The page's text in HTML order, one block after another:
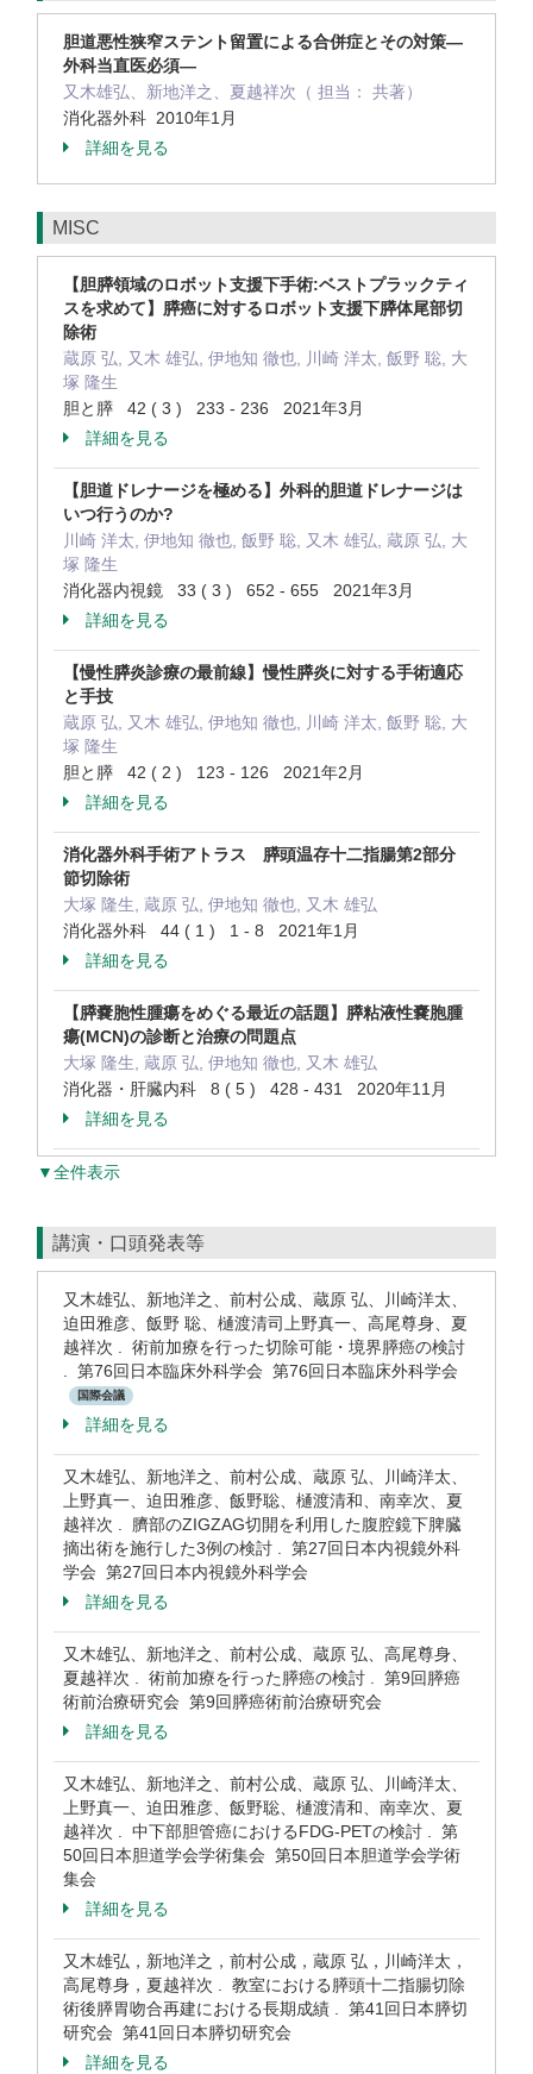
胆道悪性狭窄ステント留置による合併症とその対策―
外科当直医必須―
又木雄弘、新地洋之、夏越祥次（ 担当： 共著）
消化器外科 2010年1月
詳細を見る
MISC
【胆膵領域のロボット支援下手術:ベストプラックティ
スを求めて】膵癌に対するロボット支援下膵体尾部切
除術
蔵原 弘, 又木 雄弘, 伊地知 徹也, 川崎 洋太, 飯野 聡, 大
塚 隆生
胆と膵 42 ( 3 ) 233 - 236 2021年3月
詳細を見る
【胆道ドレナージを極める】外科的胆道ドレナージは
いつ行うのか?
川崎 洋太, 伊地知 徹也, 飯野 聡, 又木 雄弘, 蔵原 弘, 大
塚 隆生
消化器内視鏡 33 ( 3 ) 652 - 655 2021年3月
詳細を見る
【慢性膵炎診療の最前線】慢性膵炎に対する手術適応
と手技
蔵原 弘, 又木 雄弘, 伊地知 徹也, 川崎 洋太, 飯野 聡, 大
塚 隆生
胆と膵 42 ( 2 ) 123 - 126 2021年2月
詳細を見る
消化器外科手術アトラス 膵頭温存十二指腸第2部分
節切除術
大塚 隆生, 蔵原 弘, 伊地知 徹也, 又木 雄弘
消化器外科 44 ( 1 ) 1 - 8 2021年1月
詳細を見る
【膵嚢胞性腫瘍をめぐる最近の話題】膵粘液性嚢胞腫
瘍(MCN)の診断と治療の問題点
大塚 隆生, 蔵原 弘, 伊地知 徹也, 又木 雄弘
消化器・肝臓内科 8 ( 5 ) 428 - 431 2020年11月
詳細を見る
▼全件表示
講演・口頭発表等
又木雄弘、新地洋之、前村公成、蔵原 弘、川崎洋太、
迫田雅彦、飯野 聡、樋渡清司上野真一、高尾尊身、夏
越祥次 . 術前加療を行った切除可能・境界膵癌の検討
. 第76回日本臨床外科学会 第76回日本臨床外科学会
国際会議
詳細を見る
又木雄弘、新地洋之、前村公成、蔵原 弘、川崎洋太、
上野真一、迫田雅彦、飯野聡、樋渡清和、南幸次、夏
越祥次 . 臍部のZIGZAG切開を利用した腹腔鏡下脾臓
摘出術を施行した3例の検討 . 第27回日本内視鏡外科
学会 第27回日本内視鏡外科学会
詳細を見る
又木雄弘、新地洋之、前村公成、蔵原 弘、高尾尊身、
夏越祥次 . 術前加療を行った膵癌の検討 . 第9回膵癌
術前治療研究会 第9回膵癌術前治療研究会
詳細を見る
又木雄弘、新地洋之、前村公成、蔵原 弘、川崎洋太、
上野真一、迫田雅彦、飯野聡、樋渡清和、南幸次、夏
越祥次 . 中下部胆管癌におけるFDG-PETの検討 . 第
50回日本胆道学会学術集会 第50回日本胆道学会学術
集会
詳細を見る
又木雄弘，新地洋之，前村公成，蔵原 弘，川崎洋太，
高尾尊身，夏越祥次 . 教室における膵頭十二指腸切除
術後膵胃吻合再建における長期成績 . 第41回日本膵切
研究会 第41回日本膵切研究会
詳細を見る